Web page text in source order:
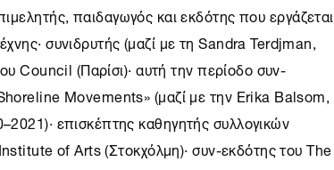
παιδαγωγός και εκδότης που εργάζεται
συνιδρυτής (μαζί με τη Sandra Terdjman,
Council (Παρίσι)· αυτή την περίοδο συν-
Movements» (μαζί με την Erika Balsom,
επισκέπτης καθηγητής συλλογικών
of Arts (Στοκχόλμη)· συν-εκδότης του The